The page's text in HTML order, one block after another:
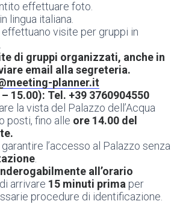
effettuare foto.
lingua italiana.
visite per gruppi in
di gruppi organizzati, anche in
email alla segreteria.
planner.it
15.00): Tel. +39 3760904550
la vista del Palazzo dell’Acqua
posti, fino alle ore 14.00 del
l’accesso al Palazzo senza
.
all’orario
arrivare 15 minuti prima per
procedure di identificazione.